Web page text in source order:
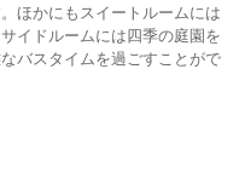
ほかにもスイートルームには
イドルームには四季の庭園を
バスタイムを過ごすことがで